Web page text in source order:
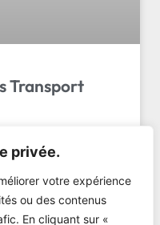
privée.
votre expérience
ou des contenus
En cliquant sur «
Transport
Entreprises
qui s’emballe,
on se rend compte